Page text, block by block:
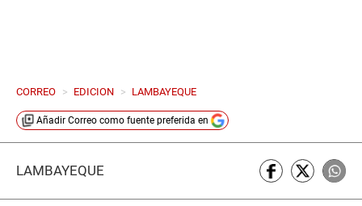
CORREO > EDICION > LAMBAYEQUE
Añadir Correo como fuente preferida en
LAMBAYEQUE